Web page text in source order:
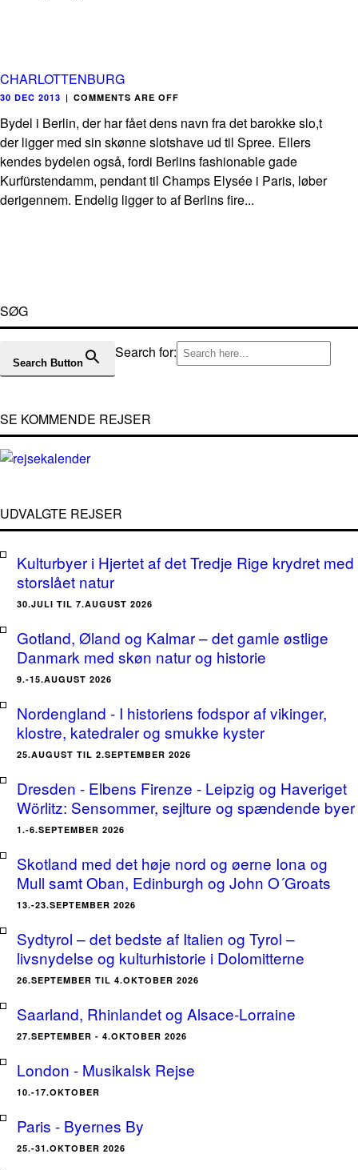
CHARLOTTENBURG
30 DEC 2013 | COMMENTS ARE OFF
Bydel i Berlin, der har fået dens navn fra det barokke slo,t
der ligger med sin skønne slotshave ud til Spree. Ellers
kendes bydelen også, fordi Berlins fashionable gade
Kurfürstendamm, pendant til Champs Elysée i Paris, løber
derigennem. Endelig ligger to af Berlins fire...
SØG
Search for:
Search Button
SE KOMMENDE REJSER
UDVALGTE REJSER
Kulturbyer i Hjertet af det Tredje Rige krydret med
storslået natur
30.JULI TIL 7.AUGUST 2026
Gotland, Øland og Kalmar – det gamle østlige
Danmark med skøn natur og historie
9.-15.AUGUST 2026
Nordengland - I historiens fodspor af vikinger,
klostre, katedraler og smukke kyster
25.AUGUST TIL 2.SEPTEMBER 2026
Dresden - Elbens Firenze - Leipzig og Haveriget
Wörlitz: Sensommer, sejlture og spændende byer
1.-6.SEPTEMBER 2026
Skotland med det høje nord og øerne Iona og
Mull samt Oban, Edinburgh og John O´Groats
13.-23.SEPTEMBER 2026
Sydtyrol – det bedste af Italien og Tyrol –
livsnydelse og kulturhistorie i Dolomitterne
26.SEPTEMBER TIL 4.OKTOBER 2026
Saarland, Rhinlandet og Alsace-Lorraine
27.SEPTEMBER - 4.OKTOBER 2026
London - Musikalsk Rejse
10.-17.OKTOBER
Paris - Byernes By
25.-31.OKTOBER 2026